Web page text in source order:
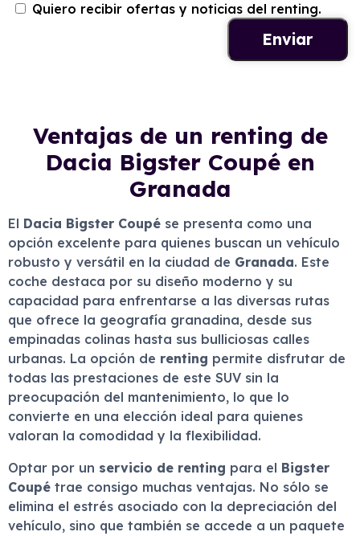
Quiero recibir ofertas y noticias del renting.
Ventajas de un renting de
Dacia Bigster Coupé en
Granada
El Dacia Bigster Coupé se presenta como una
opción excelente para quienes buscan un vehículo
robusto y versátil en la ciudad de Granada. Este
coche destaca por su diseño moderno y su
capacidad para enfrentarse a las diversas rutas
que ofrece la geografía granadina, desde sus
empinadas colinas hasta sus bulliciosas calles
urbanas. La opción de renting permite disfrutar de
todas las prestaciones de este SUV sin la
preocupación del mantenimiento, lo que lo
convierte en una elección ideal para quienes
valoran la comodidad y la flexibilidad.
Optar por un servicio de renting para el Bigster
Coupé trae consigo muchas ventajas. No sólo se
elimina el estrés asociado con la depreciación del
vehículo, sino que también se accede a un paquete